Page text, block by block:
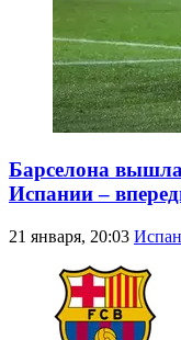
Барселона
Испании –
21 января, 20:03